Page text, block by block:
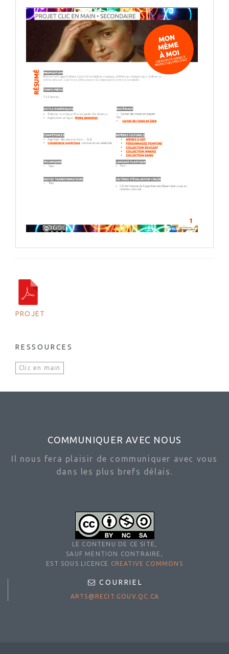
PROJET
RESSOURCES
Clic en main
COMMUNIQUER AVEC NOUS
Il nous fera plaisir de communiquer avec vous
dans les plus brefs délais.
LE CONTENU DE CE SITE,
SAUF MENTION CONTRAIRE,
EST SOUS LICENCE
CREATIVE COMMONS
COURRIEL
ARTS@RECIT.GOUV.QC.CA